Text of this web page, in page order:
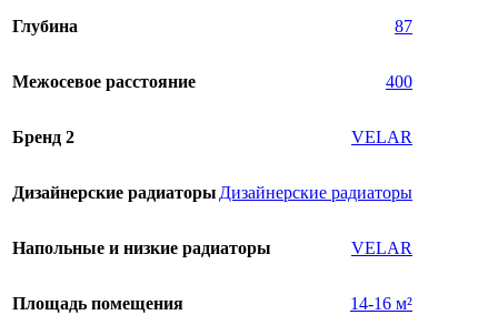
Глубина 87
Межосевое расстояние 400
Бренд 2 VELAR
Дизайнерские радиаторыДизайнерские радиаторы
Напольные и низкие радиаторы VELAR
Площадь помещения
14-16 м²